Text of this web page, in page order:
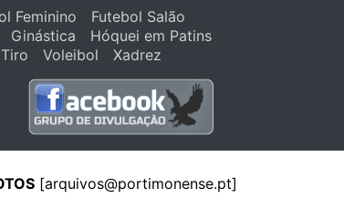
Feminino
Futebol Salão
Ginástica
Hóquei em Patins
Tiro Voleibol Xadrez
[arquivos@portimonense.pt]